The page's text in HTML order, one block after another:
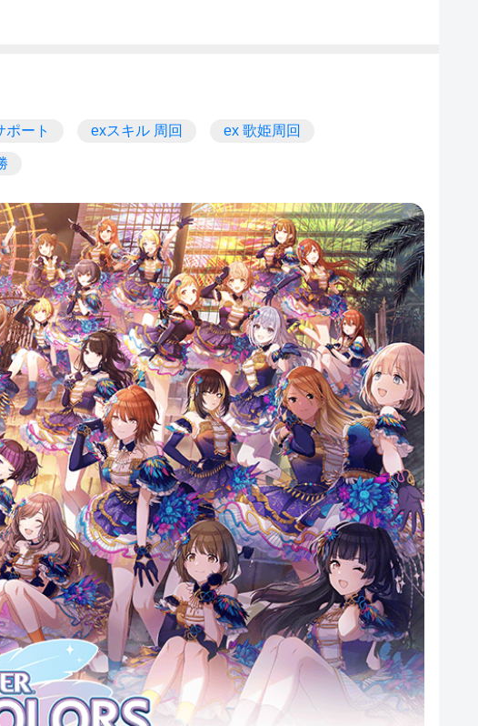
ポート exスキル 周回 ex 歌姫周回